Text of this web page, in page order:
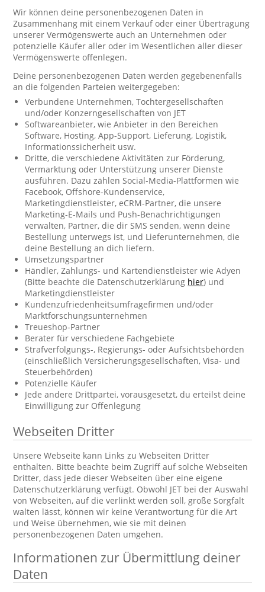
Wir können deine personenbezogenen Daten in
Zusammenhang mit einem Verkauf oder einer Übertragung
unserer Vermögenswerte auch an Unternehmen oder
potenzielle Käufer aller oder im Wesentlichen aller dieser
Vermögenswerte offenlegen.
Deine personenbezogenen Daten werden gegebenenfalls
an die folgenden Parteien weitergegeben:
Verbundene Unternehmen, Tochtergesellschaften
und/oder Konzerngesellschaften von JET
Softwareanbieter, wie Anbieter in den Bereichen
Software, Hosting, App-Support, Lieferung, Logistik,
Informationssicherheit usw.
Dritte, die verschiedene Aktivitäten zur Förderung,
Vermarktung oder Unterstützung unserer Dienste
ausführen. Dazu zählen Social-Media-Plattformen wie
Facebook, Offshore-Kundenservice,
Marketingdienstleister, eCRM-Partner, die unsere
Marketing-E-Mails und Push-Benachrichtigungen
verwalten, Partner, die dir SMS senden, wenn deine
Bestellung unterwegs ist, und Lieferunternehmen, die
deine Bestellung an dich liefern.
Umsetzungspartner
Händler, Zahlungs- und Kartendienstleister wie Adyen
(Bitte beachte die Datenschutzerklärung hier) und
Marketingdienstleister
Kundenzufriedenheitsumfragefirmen und/oder
Marktforschungsunternehmen
Treueshop-Partner
Berater für verschiedene Fachgebiete
Strafverfolgungs-, Regierungs- oder Aufsichtsbehörden
(einschließlich Versicherungsgesellschaften, Visa- und
Steuerbehörden)
Potenzielle Käufer
Jede andere Drittpartei, vorausgesetzt, du erteilst deine
Einwilligung zur Offenlegung
Webseiten Dritter
Unsere Webseite kann Links zu Webseiten Dritter
enthalten. Bitte beachte beim Zugriff auf solche Webseiten
Dritter, dass jede dieser Webseiten über eine eigene
Datenschutzerklärung verfügt. Obwohl JET bei der Auswahl
von Webseiten, auf die verlinkt werden soll, große Sorgfalt
walten lässt, können wir keine Verantwortung für die Art
und Weise übernehmen, wie sie mit deinen
personenbezogenen Daten umgehen.
Informationen zur Übermittlung deiner
Daten